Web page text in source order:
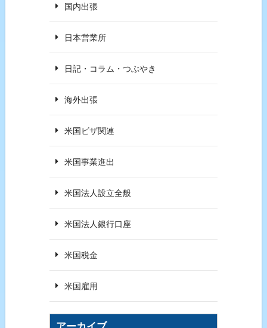
国内出張
日本営業所
日記・コラム・つぶやき
海外出張
米国ビザ関連
米国事業進出
米国法人設立全般
米国法人銀行口座
米国税金
米国雇用